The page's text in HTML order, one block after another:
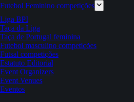
Futebol Feminino competições
Liga BPI
Taça da Liga
Taça de Portugal feminina
Futebol masculino competições
Futsal competições
Estatuto Editorial
Event Organizers
Event Venues
Eventos